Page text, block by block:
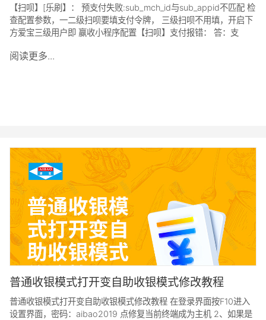
【扫呗】[乐刷】： 预支付失败:sub_mch_id与sub_appid不匹配 检
查配置参数，一二级扫呗要填支付令牌， 三级扫呗不用填，开启下
方爱宝三级用户即 赢收小程序配置【扫呗】支付报错： 答：支
阅读更多...
普通收银模式打开变自助收银模式修改教程
普通收银模式打开变自助收银模式修改教程 在登录界面按F10进入
设置界面，密码：aibao2019 点修复当前终端成为主机 2、如果是